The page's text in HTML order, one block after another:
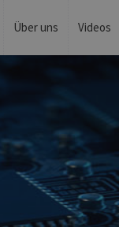
Über uns Videos